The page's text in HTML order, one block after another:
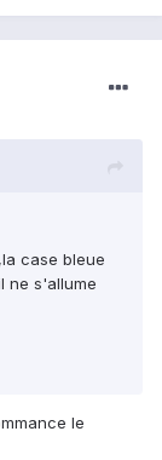
case bleue
ne s'allume
le